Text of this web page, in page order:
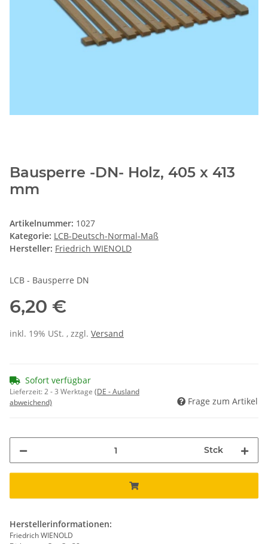
Bausperre -DN- Holz, 405 x 413
mm
Artikelnummer: 1027
Kategorie: LCB-Deutsch-Normal-Maß
Hersteller: Friedrich WIENOLD
LCB - Bausperre DN
6,20 €
inkl. 19% USt. , zzgl. Versand
Sofort verfügbar
Lieferzeit:2 - 3 Werktage (DE - Ausland
abweichend)
Frage zum Artikel
Stck
Herstellerinformationen:
Friedrich WIENOLD